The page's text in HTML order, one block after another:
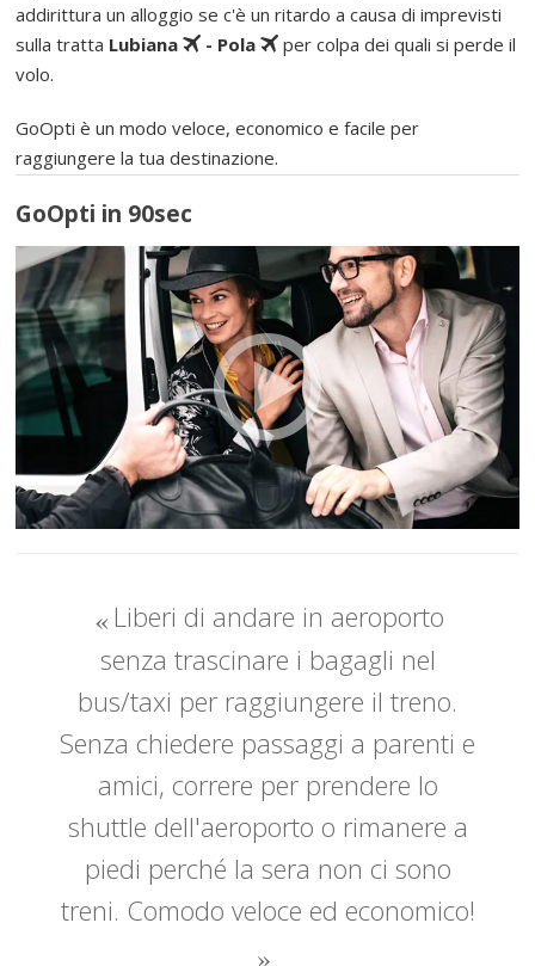
addirittura un alloggio se c'è un ritardo a causa di imprevisti
sulla tratta Lubiana - Pola
per colpa dei quali si perde il
volo.
GoOpti è un modo veloce, economico e facile per
raggiungere la tua destinazione.
GoOpti in 90sec
Liberi di andare in aeroporto
senza trascinare i bagagli nel
bus/taxi per raggiungere il treno.
Senza chiedere passaggi a parenti e
amici, correre per prendere lo
shuttle dell'aeroporto o rimanere a
piedi perché la sera non ci sono
treni. Comodo veloce ed economico!